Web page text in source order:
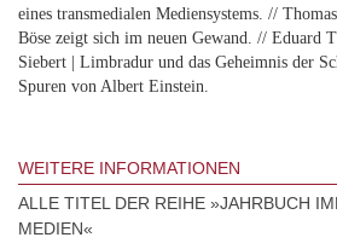
eines transmedialen Mediensystems. //
Böse zeigt sich im neuen Gewand. // Eduard
Siebert | Limbradur und das Geheimnis der
Spuren von Albert Einstein.
WEITERE INFORMATIONEN
ALLE TITEL DER REIHE »JAHRBUCH
MEDIEN«